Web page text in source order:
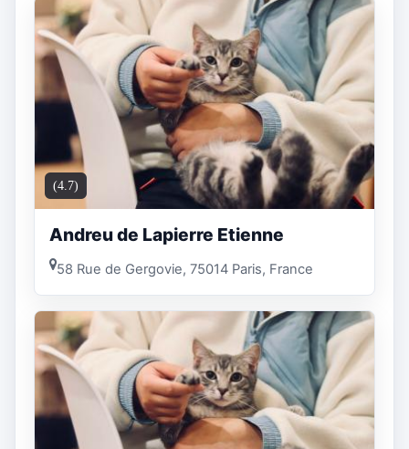
(4.7)
Andreu de Lapierre Etienne
58 Rue de Gergovie, 75014 Paris, France